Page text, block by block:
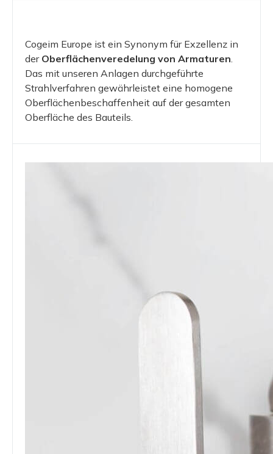
Cogeim Europe ist ein Synonym für Exzellenz in
der Oberflächenveredelung von Armaturen
Das mit unseren Anlagen durchgeführte
Strahlverfahren gewährleistet eine homogene
Oberflächenbeschaffenheit auf der gesamten
Oberfläche des Bauteils.